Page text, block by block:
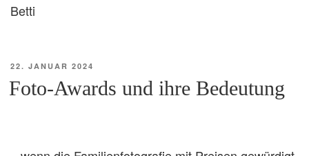
Betti
VERÖFFENTLICHT
22. JANUAR 2024
Foto-Awards und ihre Bedeutung